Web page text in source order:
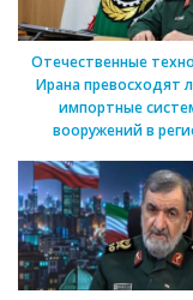
Отечественные
Ирана превосходят
импортные
вооружений в